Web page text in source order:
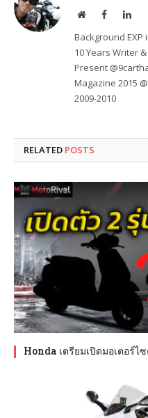
WebsiteFacebook
Background
10 Years Writer
Present
Magazine 2015
2009-2010
RELATED POSTS
Honda เตรียมเปิดมอเตอร์